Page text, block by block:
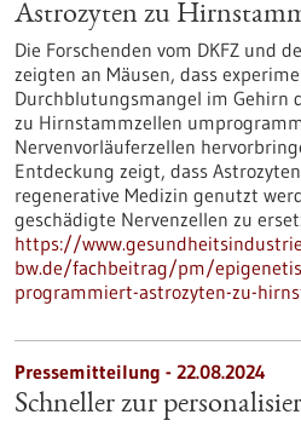
Astrozyten zu
Die Forschenden vom DKFZ und
zeigten an Mäusen, dass
Durchblutungsmangel im Gehirn
zu Hirnstammzellen
Nervenvorläuferzellen
Entdeckung zeigt, dass
regenerative Medizin genutzt
geschädigte Nervenzellen zu
https://
bw.de/fachbeitrag/pm/
programmiert-astrozyten-zu-
Pressemitteilung - 22.08.2024
Schneller zur